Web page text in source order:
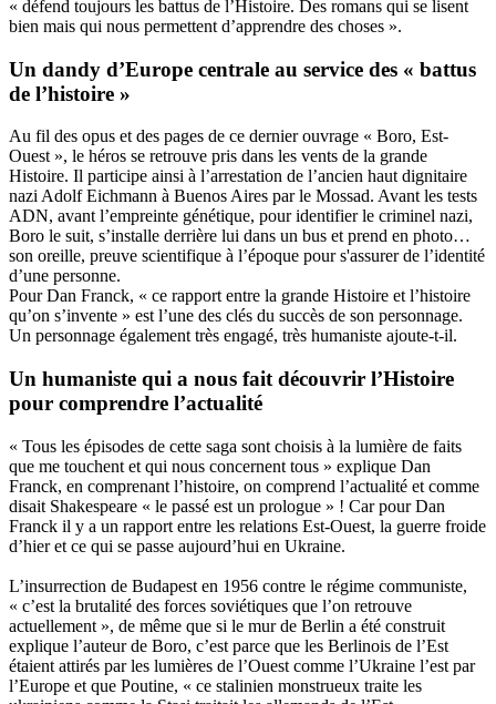
« défend toujours les battus de l’Histoire. Des romans qui se lisent
bien mais qui nous permettent d’apprendre des choses ».
Un dandy d’Europe centrale au service des « battus
de l’histoire »
Au fil des opus et des pages de ce dernier ouvrage « Boro, Est-
Ouest », le héros se retrouve pris dans les vents de la grande
Histoire. Il participe ainsi à l’arrestation de l’ancien haut dignitaire
nazi Adolf Eichmann à Buenos Aires par le Mossad. Avant les tests
ADN, avant l’empreinte génétique, pour identifier le criminel nazi,
Boro le suit, s’installe derrière lui dans un bus et prend en photo…
son oreille, preuve scientifique à l’époque pour s'assurer de l’identité
d’une personne.
Pour Dan Franck, « ce rapport entre la grande Histoire et l’histoire
qu’on s’invente » est l’une des clés du succès de son personnage.
Un personnage également très engagé, très humaniste ajoute-t-il.
Un humaniste qui a nous fait découvrir l’Histoire
pour comprendre l’actualité
« Tous les épisodes de cette saga sont choisis à la lumière de faits
que me touchent et qui nous concernent tous » explique Dan
Franck, en comprenant l’histoire, on comprend l’actualité et comme
disait Shakespeare « le passé est un prologue » ! Car pour Dan
Franck il y a un rapport entre les relations Est-Ouest, la guerre froide
d’hier et ce qui se passe aujourd’hui en Ukraine.
L’insurrection de Budapest en 1956 contre le régime communiste,
« c’est la brutalité des forces soviétiques que l’on retrouve
actuellement », de même que si le mur de Berlin a été construit
explique l’auteur de Boro, c’est parce que les Berlinois de l’Est
étaient attirés par les lumières de l’Ouest comme l’Ukraine l’est par
l’Europe et que Poutine, « ce stalinien monstrueux traite les